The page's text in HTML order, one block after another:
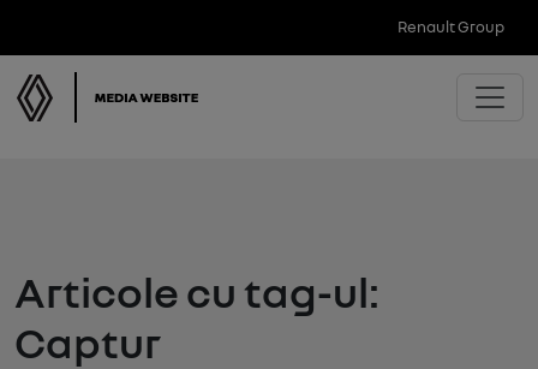
Renault Group
Articole cu tag-ul:
Captur